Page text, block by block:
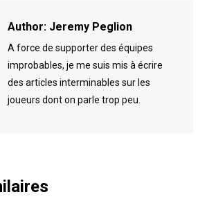
Author: Jeremy Peglion
A force de supporter des équipes
improbables, je me suis mis à écrire
des articles interminables sur les
joueurs dont on parle trop peu.